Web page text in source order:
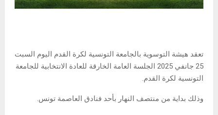
تعقد هيشة التوسوية بالجامعة التونسية لكرة القدم اليوم السبت
25 جانفي 2025 الجلسة العامة الخارقة للعادة الانتخابية للجامعة
التونسية لكرة القدم.
وذلك بداية من منتصف النهار بأحد فنادق العاصمة تونس.